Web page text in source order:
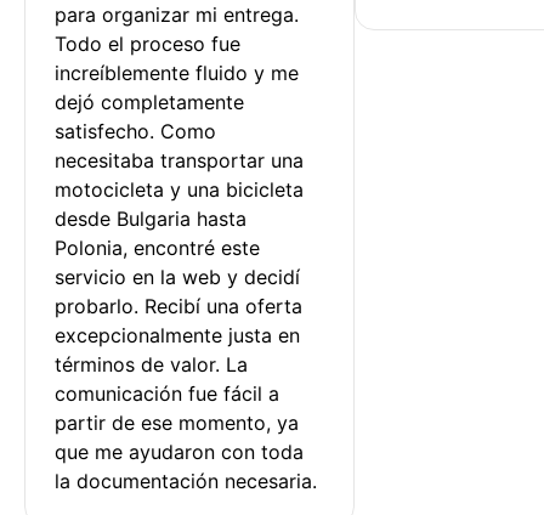
para organizar mi entrega.
Todo el proceso fue
increíblemente fluido y me
dejó completamente
satisfecho. Como
necesitaba transportar una
motocicleta y una bicicleta
desde Bulgaria hasta
Polonia, encontré este
servicio en la web y decidí
probarlo. Recibí una oferta
excepcionalmente justa en
términos de valor. La
comunicación fue fácil a
partir de ese momento, ya
que me ayudaron con toda
la documentación necesaria.